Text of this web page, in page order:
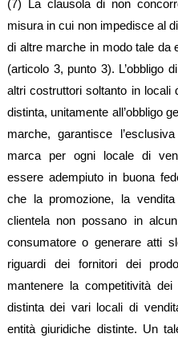
(7) La clausola di non
misura in cui non impedisce al
di altre marche in modo tale da
(articolo 3, punto 3). L’obbligo
altri costruttori soltanto in locali
distinta, unitamente all’obbligo
marche, garantisce
marca per ogni locale di
essere adempiuto in buona
che la promozione, la
clientela non possano in
consumatore o generare atti
riguardi dei fornitori dei
mantenere la competitività
distinta dei vari locali di
entità giuridiche distinte. Un